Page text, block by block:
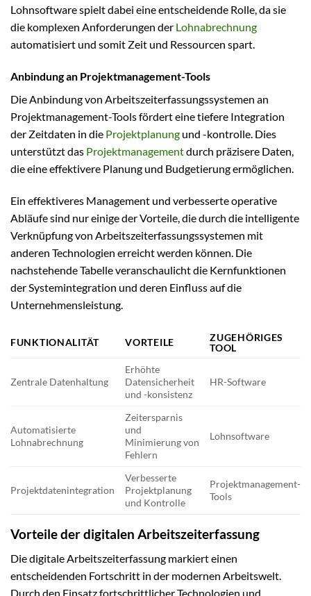
Lohnsoftware spielt dabei eine entscheidende Rolle, da sie
die komplexen Anforderungen der Lohnabrechnung
automatisiert und somit Zeit und Ressourcen spart.
Anbindung an Projektmanagement-Tools
Die Anbindung von Arbeitszeiterfassungssystemen an
Projektmanagement-Tools fördert eine tiefere Integration
der Zeitdaten in die Projektplanung und -kontrolle. Dies
unterstützt das Projektmanagementdurch präzisere Daten,
die eine effektivere Planung und Budgetierung ermöglichen.
Ein effektiveres Management und verbesserte operative
Abläufe sind nur einige der Vorteile, die durch die intelligente
Verknüpfung von Arbeitszeiterfassungssystemen mit
anderen Technologien erreicht werden können. Die
nachstehende Tabelle veranschaulicht die Kernfunktionen
der Systemintegration und deren Einfluss auf die
Unternehmensleistung.
FUNKTIONALITÄT VORTEILE
ZUGEHÖRIGES
TOOL
Zentrale Datenhaltung
Erhöhte
Datensicherheit
und -konsistenz
HR-Software
Automatisierte
Lohnabrechnung
Zeitersparnis
und
Minimierung von
Fehlern
Lohnsoftware
Projektdatenintegration
Verbesserte
Projektplanung
und Kontrolle
Projektmanagement-
Tools
Vorteile der digitalen Arbeitszeiterfassung
Die digitale Arbeitszeiterfassung markiert einen
entscheidenden Fortschritt in der modernen Arbeitswelt.
Durch den Einsatz fortschrittlicher Technologien und